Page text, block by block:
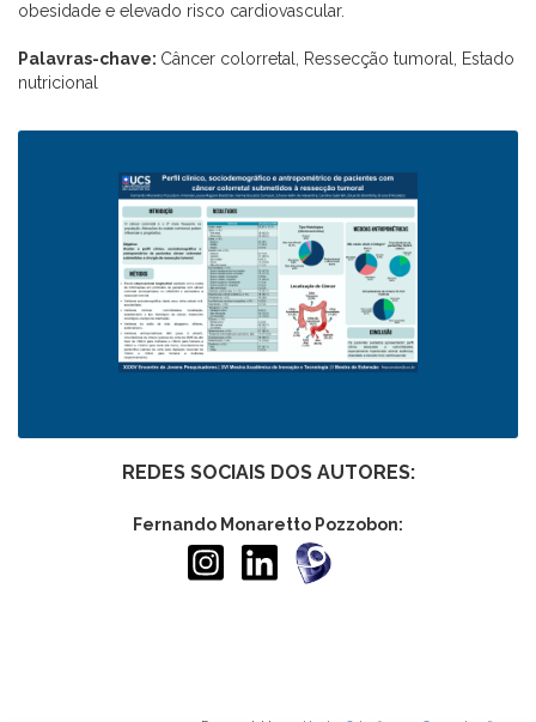
obesidade e elevado risco cardiovascular.
Palavras-chave: Câncer colorretal, Ressecção tumoral, Estado
nutricional
REDES SOCIAIS DOS AUTORES:
Fernando Monaretto Pozzobon: